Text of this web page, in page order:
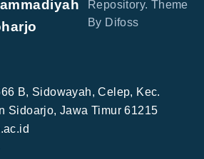
Repository. Theme
By Difoss
B, Sidowayah, Celep, Kec.
Sidoarjo, Jawa Timur 61215